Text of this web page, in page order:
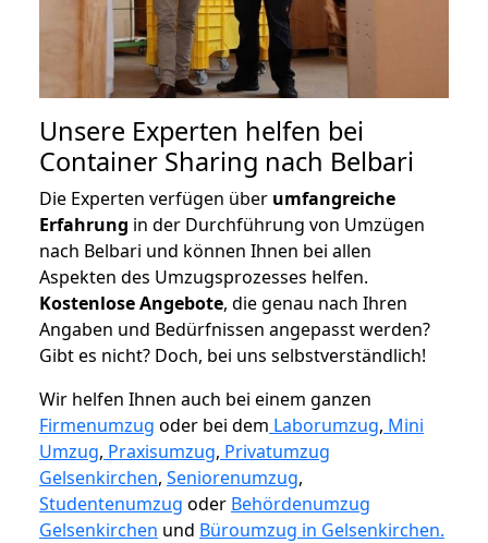
Unsere Experten helfen bei
Container Sharing nach Belbari
Die Experten verfügen über umfangreiche
Erfahrung in der Durchführung von Umzügen
nach Belbari und können Ihnen bei allen
Aspekten des Umzugsprozesses helfen.
Kostenlose Angebote, die genau nach Ihren
Angaben und Bedürfnissen angepasst werden?
Gibt es nicht? Doch, bei uns selbstverständlich!
Wir helfen Ihnen auch bei einem ganzen
Firmenumzug oder bei dem Laborumzug, Mini
Umzug, Praxisumzug, Privatumzug
Gelsenkirchen, Seniorenumzug,
Studentenumzug oder Behördenumzug
Gelsenkirchen und Büroumzug in Gelsenkirchen.